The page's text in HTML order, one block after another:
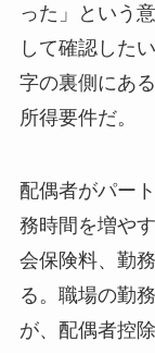
った」という
して確認した
字の裏側にあ
所得要件だ。
配偶者がパー
務時間を増や
会保険料、勤
る。職場の勤
が、配偶者控